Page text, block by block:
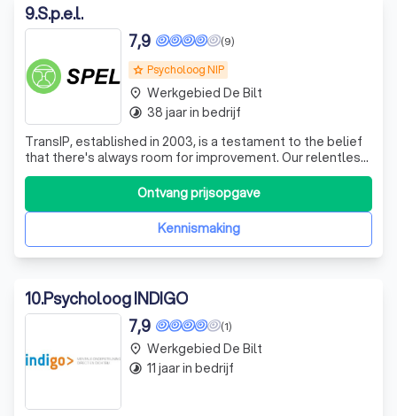
9.S.p.e.l.
grade Psycholoog NIP
(9)
7,9
TransIP, established in 2003, is a testament to the belief
that there's always room for improvement. Our relentless
pursuit of innovation has propelled us to become the
leading registrar in the Netherlands. We pride ourselves
on our exceptional service, always thinking alongside our
clients, just li
Kennismaking
Ontvang prijsopgave
place Werkgebied De Bilt
timelapse 38 jaar in bedrijf
10.Psycholoog INDIGO
(1)
7,9
place Werkgebied De Bilt
timelapse 11 jaar in bedrijf